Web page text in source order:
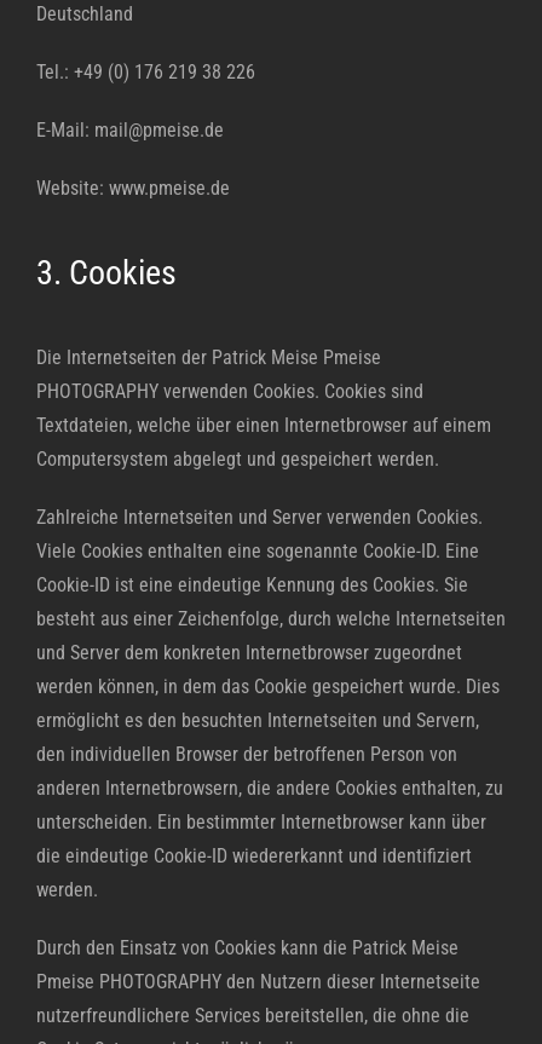
Deutschland
Tel.: +49 (0) 176 219 38 226
E-Mail: mail@pmeise.de
Website: www.pmeise.de
3. Cookies
Die Internetseiten der Patrick Meise Pmeise
PHOTOGRAPHY verwenden Cookies. Cookies sind
Textdateien, welche über einen Internetbrowser auf einem
Computersystem abgelegt und gespeichert werden.
Zahlreiche Internetseiten und Server verwenden Cookies.
Viele Cookies enthalten eine sogenannte Cookie-ID. Eine
Cookie-ID ist eine eindeutige Kennung des Cookies. Sie
besteht aus einer Zeichenfolge, durch welche Internetseiten
und Server dem konkreten Internetbrowser zugeordnet
werden können, in dem das Cookie gespeichert wurde. Dies
ermöglicht es den besuchten Internetseiten und Servern,
den individuellen Browser der betroffenen Person von
anderen Internetbrowsern, die andere Cookies enthalten, zu
unterscheiden. Ein bestimmter Internetbrowser kann über
die eindeutige Cookie-ID wiedererkannt und identifiziert
werden.
Durch den Einsatz von Cookies kann die Patrick Meise
Pmeise PHOTOGRAPHY den Nutzern dieser Internetseite
nutzerfreundlichere Services bereitstellen, die ohne die